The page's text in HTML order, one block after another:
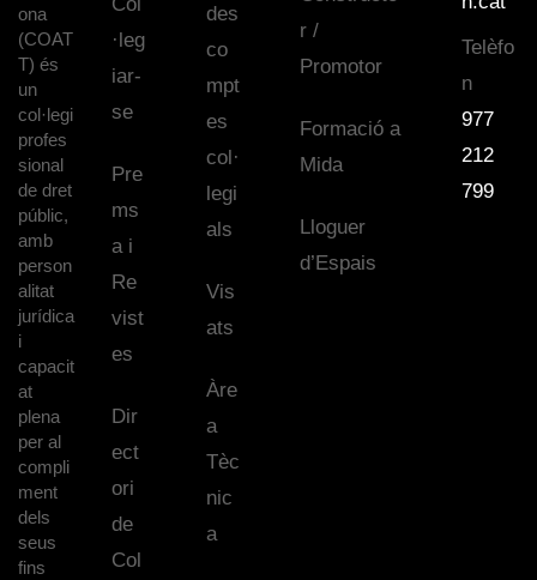
ona
(COAT
T) és
un
col·legi
profes
sional
de dret
públic,
amb
person
alitat
jurídica
i
capacit
at
plena
per al
compli
ment
dels
seus
fins
·leg
iar-
se
Pre
ms
a i
Re
vist
es
Dir
ect
ori
de
Col
des
co
mpt
es
col·
legi
als
Vis
ats
Àre
a
Tèc
nic
a
r /
Promotor
Formació a
Mida
Lloguer
d’Espais
Telèfo
n
977
212
799